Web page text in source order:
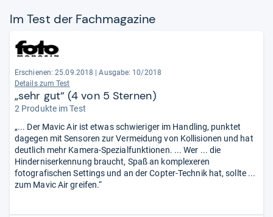
Im Test der Fach­ma­ga­zine
Erschienen: 25.09.2018 | Ausgabe: 10/2018
Details zum Test
„sehr gut“ (4 von 5 Sternen)
2 Produkte im Test
„... Der Mavic Air ist etwas schwieriger im Handling, punktet
dagegen mit Sensoren zur Vermeidung von Kollisionen und hat
deutlich mehr Kamera-Spezialfunktionen. ... Wer ... die
Hinderniserkennung braucht, Spaß an komplexeren
fotografischen Settings und an der Copter-Technik hat, sollte ...
zum Mavic Air greifen.“